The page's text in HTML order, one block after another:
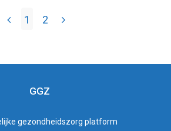
1 2
GGZ
gezondheidszorg platform